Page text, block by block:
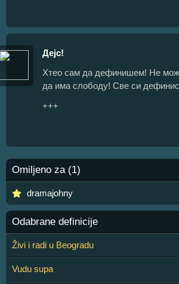
Дејс!
Хтео сам да дефинишем! Не
да има слободу! Све си
+++
Omiljeno za (1)
dramajohny
Odabrane definicije
Živi i radi u Beogradu
Vudu supa